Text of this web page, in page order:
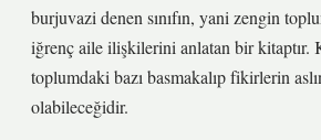
burjuvazi denen sınıfın, yani zengin
iğrenç aile ilişkilerini anlatan bir kitaptır.
toplumdaki bazı basmakalıp fikirlerin
olabileceğidir.